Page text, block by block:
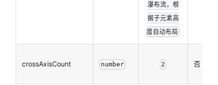
瀑布流，根
据子元素高
度自动布局
crossAxisCount number 2 否